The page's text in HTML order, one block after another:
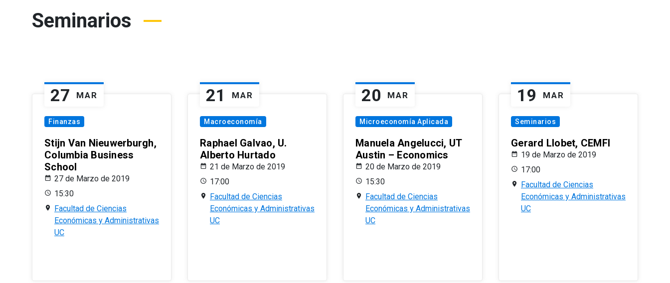
Seminarios
27 MAR
Finanzas
Stijn Van Nieuwerburgh,
Columbia Business
School
27 de Marzo de 2019
15:30
Facultad de Ciencias
Económicas y Administrativas
UC
21 MAR
Macroeconomía
Raphael Galvao, U.
Alberto Hurtado
21 de Marzo de 2019
17:00
Facultad de Ciencias
Económicas y Administrativas
UC
20 MAR
Microeconomía Aplicada
Manuela Angelucci, UT
Austin – Economics
20 de Marzo de 2019
15:30
Facultad de Ciencias
Económicas y Administrativas
UC
19 MAR
Seminarios
Gerard Llobet, CEMFI
19 de Marzo de 2019
17:00
Facultad de Ciencias
Económicas y Administrativas
UC